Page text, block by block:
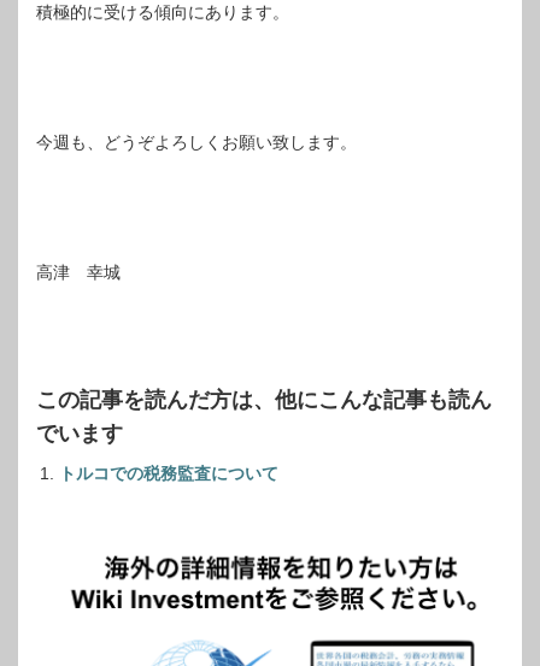
積極的に受ける傾向にあります。
今週も、どうぞよろしくお願い致します。
高津 幸城
この記事を読んだ方は、他にこんな記事も読ん
でいます
トルコでの税務監査について